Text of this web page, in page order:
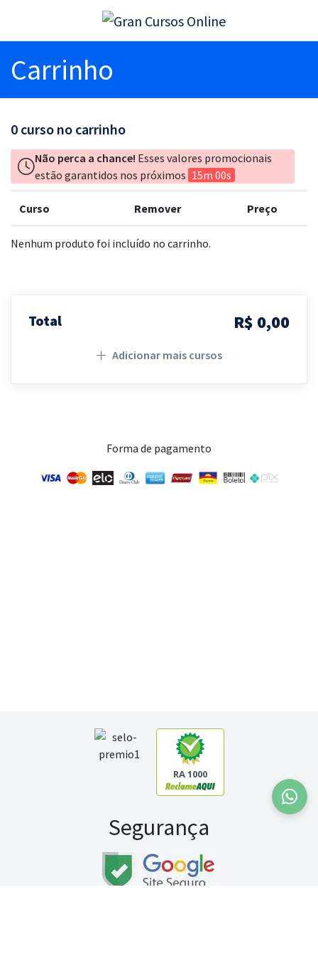
Carrinho
0 curso no carrinho
Não perca a chance! Esses valores promocionais
estão garantidos nos próximos 15m 00s
Curso Remover Preço
Nenhum produto foi incluído no carrinho.
Total R$ 0,00
Adicionar mais cursos
Forma de pagamento
RA 1000
Segurança